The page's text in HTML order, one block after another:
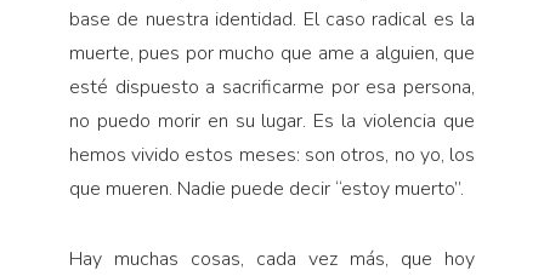
base de nuestra identidad. El caso radical es la
muerte, pues por mucho que ame a alguien, que
esté dispuesto a sacrificarme por esa persona,
no puedo morir en su lugar. Es la violencia que
hemos vivido estos meses: son otros, no yo, los
que mueren. Nadie puede decir “estoy muerto”.
Hay muchas cosas, cada vez más, que hoy